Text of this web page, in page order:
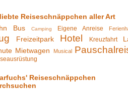
Reiseschnäppchen aller Art
Bus Camping Eigene Anreise
Freizeitpark Hotel Kreuzfahrt
Mietwagen Musical
Reiseschnäppchen